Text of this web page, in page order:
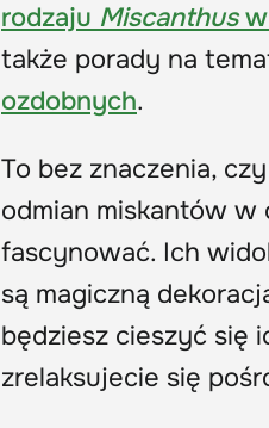
rodzaju Miscanthusw
także porady na
ozdobnych.
To bez znaczenia,
odmian miskantów w
fascynować. Ich
są magiczną
będziesz cieszyć się
zrelaksujecie się